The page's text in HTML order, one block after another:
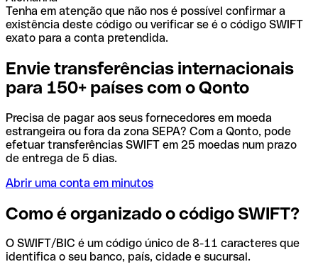
Tenha em atenção que não nos é possível confirmar a
existência deste código ou verificar se é o código SWIFT
exato para a conta pretendida.
Envie transferências internacionais
para 150+ países com o Qonto
Precisa de pagar aos seus fornecedores em moeda
estrangeira ou fora da zona SEPA? Com a Qonto, pode
efetuar transferências SWIFT em 25 moedas num prazo
de entrega de 5 dias.
Abrir uma conta em minutos
Como é organizado o código SWIFT?
O SWIFT/BIC é um código único de 8-11 caracteres que
identifica o seu banco, país, cidade e sucursal.